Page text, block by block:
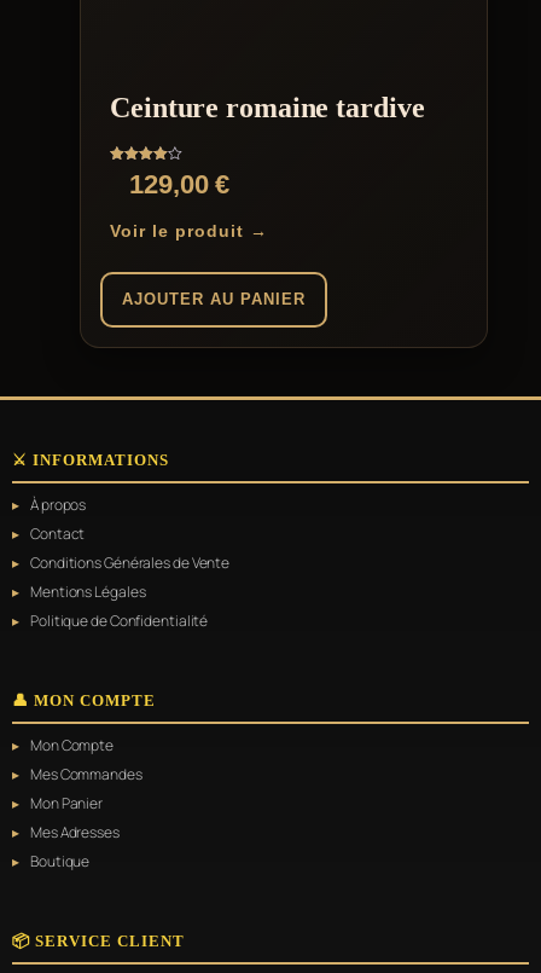
Ceinture romaine tardive
Note129,00€
Voir le produit →
AJOUTER AU PANIER
⚔️ INFORMATIONS
À propos
Contact
Conditions Générales de Vente
Mentions Légales
Politique de Confidentialité
👤 MON COMPTE
Mon Compte
Mes Commandes
Mon Panier
Mes Adresses
Boutique
📦 SERVICE CLIENT